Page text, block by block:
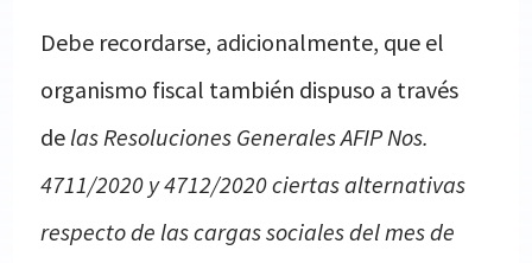
Debe recordarse, adicionalmente, que el
organismo fiscal también dispuso a través
de las Resoluciones Generales AFIP Nos.
4711/2020 y 4712/2020 ciertas alternativas
respecto de las cargas sociales del mes de